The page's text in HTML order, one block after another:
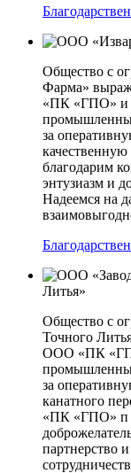
Общество с
Фарма»
«ПК «ГПО» и
за
благодарим
энтузиазм и
Надеемся на
Литья»
Общество с
Точного
ООО «ПК
за
канатного
«ПК «ГПО» п
партнерство